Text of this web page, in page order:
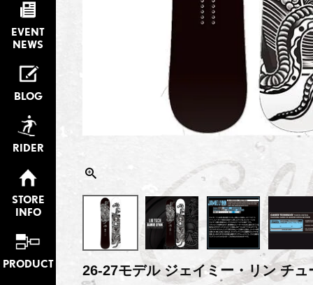
EVENT
NEWS
BLOG
RIDER
STORE
INFO
PRODUCT 26-27モデル ジェイミー・リン チ